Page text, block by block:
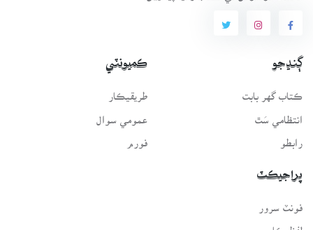
ڳنڍجو
ڪتاب گهر بابت
انتظامي سَٿ
رابطو
ڪميونٽي
طريقيڪار
عمومي سوال
فورم
پراجيڪٽ
لفظيڪار